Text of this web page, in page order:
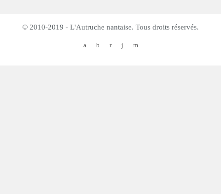
© 2010-2019 - L'Autruche nantaise. Tous droits réservés.